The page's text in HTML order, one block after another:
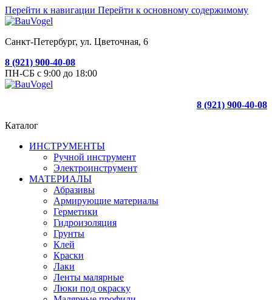
Перейти к навигации Перейти к основному содержимому
Санкт-Петербург, ул. Цветочная, 6
8 (921) 900-40-08
ПН-СБ с 9:00 до 18:00
8 (921) 900-40-08
Каталог
ИНСТРУМЕНТЫ
Ручной инструмент
Электроинструмент
МАТЕРИАЛЫ
Абразивы
Армирующие материалы
Герметики
Гидроизоляция
Грунты
Клей
Краски
Лаки
Ленты малярные
Люки под окраску